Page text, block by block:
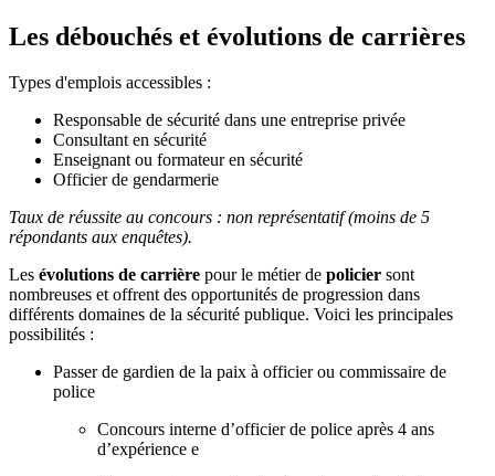
Les débouchés et évolutions de carrières
Types d'emplois accessibles :
Responsable de sécurité dans une entreprise privée
Consultant en sécurité
Enseignant ou formateur en sécurité
Officier de gendarmerie
Taux de réussite au concours : non représentatif (moins de 5
répondants aux enquêtes).
Les évolutions de carrière pour le métier de policier sont
nombreuses et offrent des opportunités de progression dans
différents domaines de la sécurité publique. Voici les principales
possibilités :
Passer de gardien de la paix à officier ou commissaire de
police
Concours interne d’officier de police après 4 ans
d’expérience e